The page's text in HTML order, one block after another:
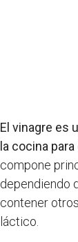
El vinagre es
la cocina
compone
dependiendo
contener
láctico.